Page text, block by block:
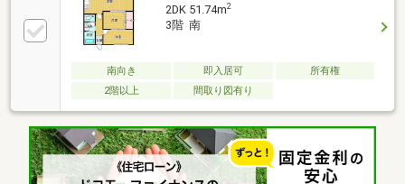
2DK 51.74m2
3階 南
南向き 即入居可
所有権
2階以上
間取り図有り